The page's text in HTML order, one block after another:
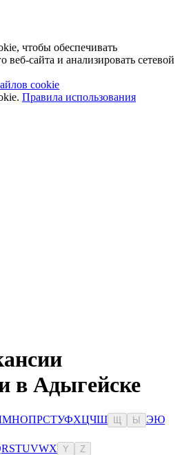
чтобы обеспечивать
сайта и анализировать сетевой
cookie
Правила использования
в Адыгейске
МНОПРСТУФХЦЧШ Ы ЭЮ
RSTUVWX Y Z